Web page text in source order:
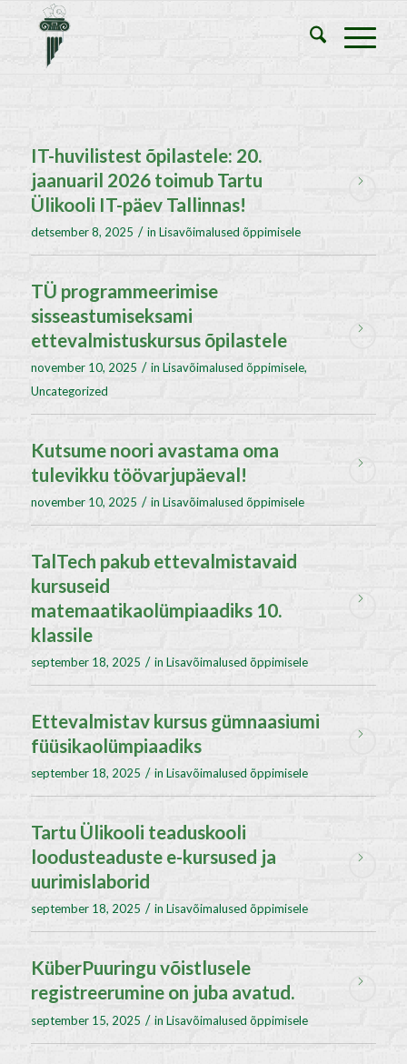
IT-huvilistest õpilastele: 20.
jaanuaril 2026 toimub Tartu
Ülikooli IT-päev Tallinnas!
detsember 8, 2025 / in Lisavõimalused õppimisele
TÜ programmeerimise
sisseastumiseksami
ettevalmistuskursus õpilastele
november 10, 2025 / in Lisavõimalused õppimisele,
Uncategorized
Kutsume noori avastama oma
tulevikku töövarjupäeval!
november 10, 2025 / in Lisavõimalused õppimisele
TalTech pakub ettevalmistavaid
kursuseid
matemaatikaolümpiaadiks 10.
klassile
september 18, 2025 / in Lisavõimalused õppimisele
Ettevalmistav kursus gümnaasiumi
füüsikaolümpiaadiks
september 18, 2025 / in Lisavõimalused õppimisele
Tartu Ülikooli teaduskooli
loodusteaduste e-kursused ja
uurimislaborid
september 18, 2025 / in Lisavõimalused õppimisele
KüberPuuringu võistlusele
registreerumine on juba avatud.
september 15, 2025 / in Lisavõimalused õppimisele